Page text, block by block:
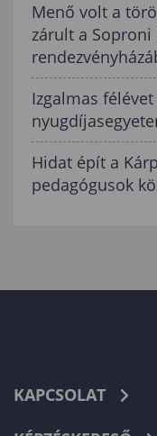
Menő volt a
zárult a Soproni
Izgalmas
Hidat épít a
pedagógusok
KAPCSOLAT